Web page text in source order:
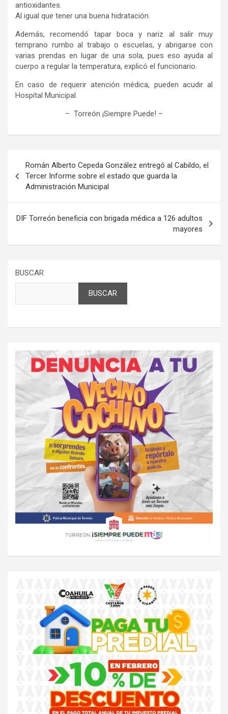
antioxidantes.
Al igual que tener una buena hidratación.
Además, recomendó tapar boca y nariz al salir muy
temprano rumbo al trabajo o escuelas, y abrigarse con
varias prendas en lugar de una sola, pues eso ayuda al
cuerpo a regular la temperatura, explicó el funcionario.
En caso de requerir atención médica, pueden acudir al
Hospital Municipal.
– Torreón ¡Siempre Puede! –
de
entradas
Román Alberto Cepeda González entregó al Cabildo, el
Tercer Informe sobre el estado que guarda la
Administración Municipal
DIF Torreón beneficia con brigada médica a 126 adultos
mayores
BUSCAR
BUSCAR